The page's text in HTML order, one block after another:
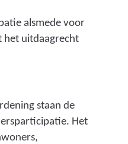
d
e
n
alsmede voor
het uitdaagrecht
staan de
Het